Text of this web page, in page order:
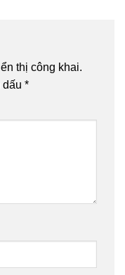
thị công khai.
*